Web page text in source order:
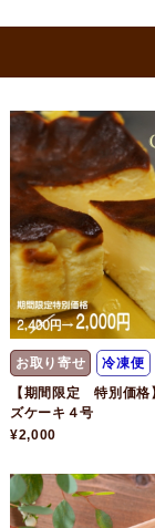
お取り寄せ
冷凍便
【期間限定 特別価格
ズケーキ４号
¥2,000